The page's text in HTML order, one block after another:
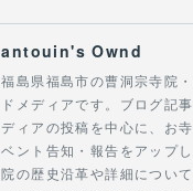
antouin's Ownd
福島県福島市の曹洞宗寺院
ドメディアです。ブログ記
ディアの投稿を中心に、お
ベント告知・報告をアップ
院の歴史沿革や詳細につい